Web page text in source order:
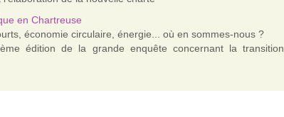
en Chartreuse
économie circulaire, énergie... où en sommes-nous ?
édition de la grande enquête concernant la transition